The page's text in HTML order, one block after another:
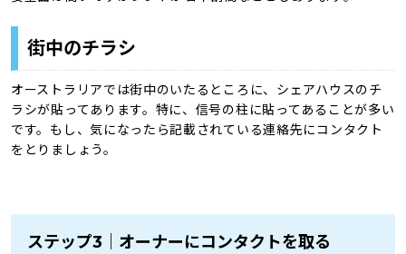
街中のチラシ
オーストラリアでは街中のいたるところに、シェアハウスのチ
ラシが貼ってあります。特に、信号の柱に貼ってあることが多い
です。もし、気になったら記載されている連絡先にコンタクト
をとりましょう。
ステップ3｜オーナーにコンタクトを取る